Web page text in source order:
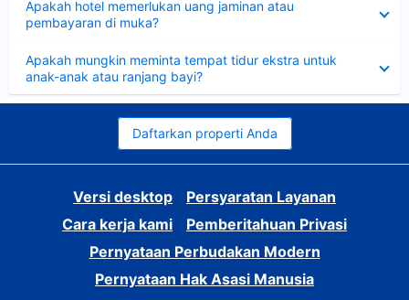
Apakah hotel memerlukan uang jaminan atau
pembayaran di muka?
Apakah mungkin meminta tempat tidur ekstra untuk
anak-anak atau ranjang bayi?
Daftarkan properti Anda
Versi desktop
Persyaratan Layanan
Cara kerja kami
Pemberitahuan Privasi
Pernyataan Perbudakan Modern
Pernyataan Hak Asasi Manusia